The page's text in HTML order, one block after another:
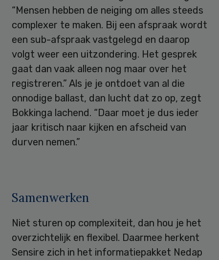
“Mensen hebben de neiging om alles steeds
complexer te maken. Bij een afspraak wordt
een sub-afspraak vastgelegd en daarop
volgt weer een uitzondering. Het gesprek
gaat dan vaak alleen nog maar over het
registreren.” Als je je ontdoet van al die
onnodige ballast, dan lucht dat zo op, zegt
Bokkinga lachend. “Daar moet je dus ieder
jaar kritisch naar kijken en afscheid van
durven nemen.”
Samenwerken
Niet sturen op complexiteit, dan hou je het
overzichtelijk en flexibel. Daarmee herkent
Sensire zich in het informatiepakket Nedap